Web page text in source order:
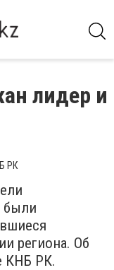
лидер и
РК
были
региона. Об
КНБ РК.